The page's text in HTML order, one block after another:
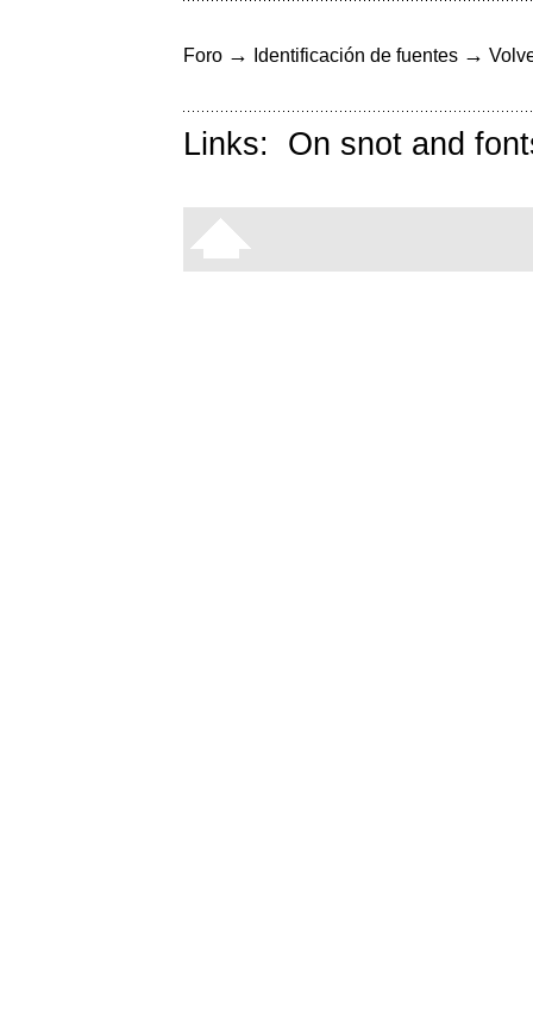
Foro → Identificación de fuentes →
Links: On snot and